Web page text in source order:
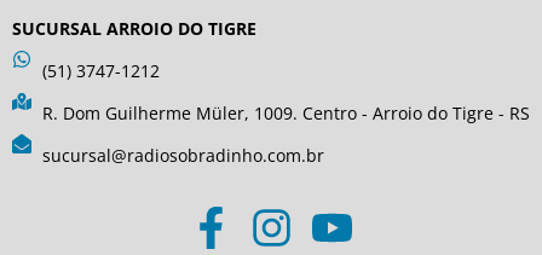
SUCURSAL ARROIO DO TIGRE
(51) 3747-1212
R. Dom Guilherme Müler, 1009. Centro - Arroio do Tigre - RS
sucursal@radiosobradinho.com.br